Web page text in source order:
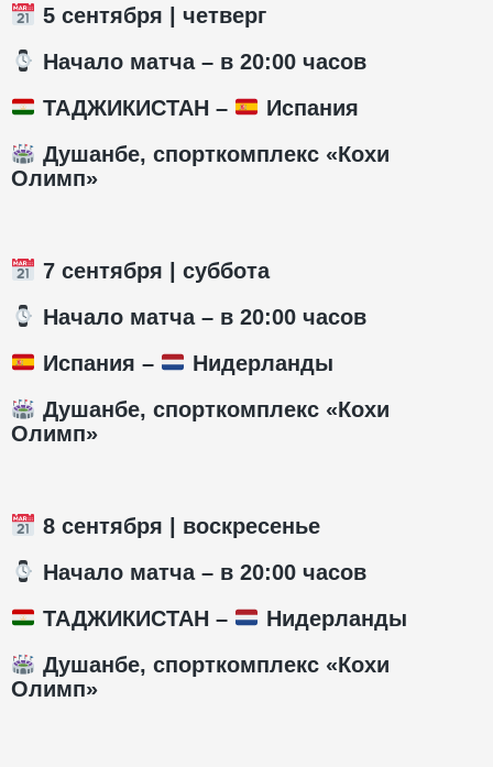
5 сентября | четверг
️ Начало матча – в 20:00 часов
ТАДЖИКИСТАН –
Испания
Душанбе, спорткомплекс «Кохи
Олимп»
7 сентября | суббота
️ Начало матча – в 20:00 часов
Испания –
Нидерланды
Душанбе, спорткомплекс «Кохи
Олимп»
8 сентября | воскресенье
️ Начало матча – в 20:00 часов
ТАДЖИКИСТАН –
Нидерланды
Душанбе, спорткомплекс «Кохи
Олимп»